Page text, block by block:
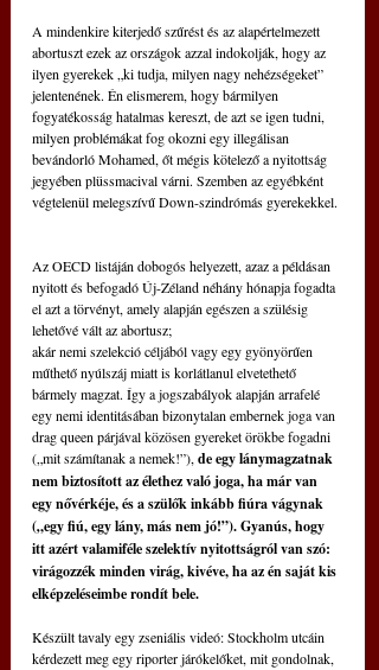
A mindenkire kiterjedő szűrést és az alapértelmezett
abortuszt ezek az országok azzal indokolják, hogy az
ilyen gyerekek „ki tudja, milyen nagy nehézségeket”
jelentenének. Én elismerem, hogy bármilyen
fogyatékosság hatalmas kereszt, de azt se igen tudni,
milyen problémákat fog okozni egy illegálisan
bevándorló Mohamed, őt mégis kötelező a nyitottság
jegyében plüssmacival várni. Szemben az egyébként
végtelenül melegszívű Down-szindrómás gyerekekkel.
Az OECD listáján dobogós helyezett, azaz a példásan
nyitott és befogadó Új-Zéland néhány hónapja fogadta
el azt a törvényt, amely alapján egészen a szülésig
lehetővé vált az abortusz;
akár nemi szelekció céljából vagy egy gyönyörűen
műthető nyúlszáj miatt is korlátlanul elvetethető
bármely magzat. Így a jogszabályok alapján arrafelé
egy nemi identitásában bizonytalan embernek joga van
drag queen párjával közösen gyereket örökbe fogadni
(„mit számítanak a nemek!”), de egy lánymagzatnak
nem biztosított az élethez való joga, ha már van
egy nővérkéje, és a szülők inkább fiúra vágynak
(„egy fiú, egy lány, más nem jó!”). Gyanús, hogy
itt azért valamiféle szelektív nyitottságról van szó:
virágozzék minden virág, kivéve, ha az én saját kis
elképzeléseimbe rondít bele.
Készült tavaly egy zseniális videó: Stockholm utcáin
kérdezett meg egy riporter járókelőket, mit gondolnak,